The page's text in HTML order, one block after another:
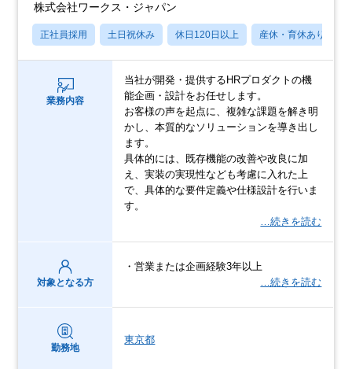
株式会社ワークス・ジャパン
正社員採用 土日祝休み 休日120日以上 産休・育休あり
業務内容
当社が開発・提供するHRプロダクトの機
能企画・設計をお任せします。
お客様の声を起点に、複雑な課題を解き明
かし、本質的なソリューションを導き出し
ます。
具体的には、既存機能の改善や改良に加
え、実装の実現性なども考慮に入れた上
で、具体的な要件定義や仕様設計を行いま
す。
…続きを読む
対象となる方
・営業または企画経験3年以上
…続きを読む
勤務地
東京都